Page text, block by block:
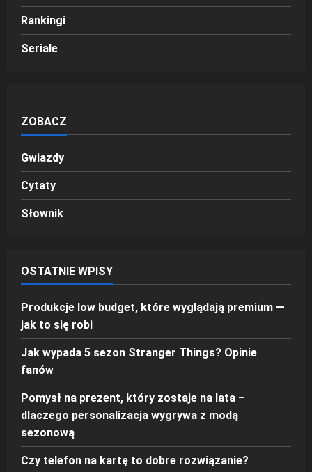
Rankingi
Seriale
ZOBACZ
Gwiazdy
Cytaty
Słownik
OSTATNIE WPISY
Produkcje low budget, które wyglądają premium —
jak to się robi
Jak wypada 5 sezon Stranger Things? Opinie
fanów
Pomysł na prezent, który zostaje na lata –
dlaczego personalizacja wygrywa z modą
sezonową
Czy telefon na kartę to dobre rozwiązanie?